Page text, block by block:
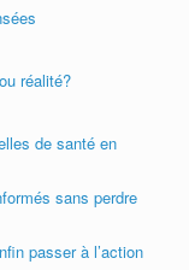
réalité?
de santé en
sans perdre
passer à l’action